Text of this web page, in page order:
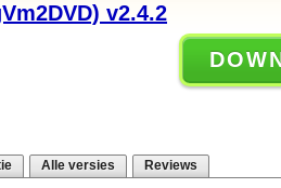
v2.4.2
Alle versies Reviews